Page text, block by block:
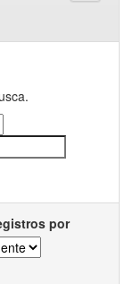
por